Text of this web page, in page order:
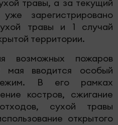
травы, а за текущий
зарегистрировано
травы и 1 случай
территории.
возможных пожаров
вводится особый
В его рамках
костров, сжигание
сухой травы
открытого